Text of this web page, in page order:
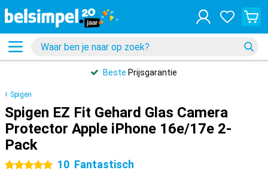
Beste Prijsgarantie
Spigen
Spigen EZ Fit Gehard Glas Camera
Protector Apple iPhone 16e/17e 2-
Pack
5 sterren10 Fantastisch